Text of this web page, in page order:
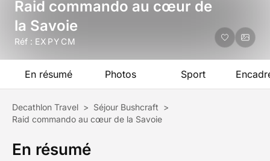
Raid commando au cœur de
la Savoie
Réf : EXPYCM
En résumé Photos Sport
Decathlon Travel > Séjour Bushcraft >
Raid commando au cœur de la Savoie
En résumé